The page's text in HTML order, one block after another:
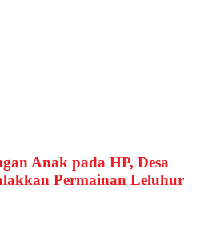
Anak pada HP, Desa
Permainan Leluhur